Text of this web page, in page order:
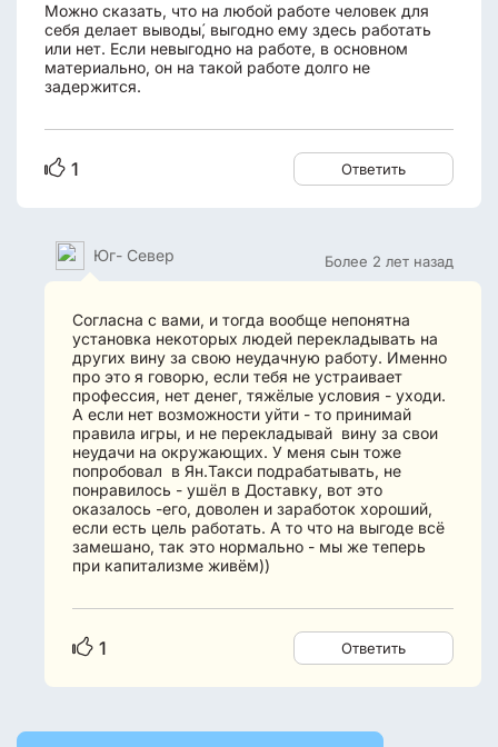
Можно сказать, что на любой работе человек для
себя делает выводы́, выгодно ему здесь работать
или нет. Если невыгодно на работе, в основном
материально, он на такой работе долго не
задержится.
1 Ответить
Более 2 лет назад
Юг- Север
Согласна с вами, и тогда вообще непонятна
установка некоторых людей перекладывать на
других вину за свою неудачную работу. Именно
про это я говорю, если тебя не устраивает
профессия, нет денег, тяжёлые условия - уходи.
А если нет возможности уйти - то принимай
правила игры, и не перекладывай вину за свои
неудачи на окружающих. У меня сын тоже
попробовал в Ян.Такси подрабатывать, не
понравилось - ушёл в Доставку, вот это
оказалось -его, доволен и заработок хороший,
если есть цель работать. А то что на выгоде всё
замешано, так это нормально - мы же теперь
при капитализме живём))
1 Ответить